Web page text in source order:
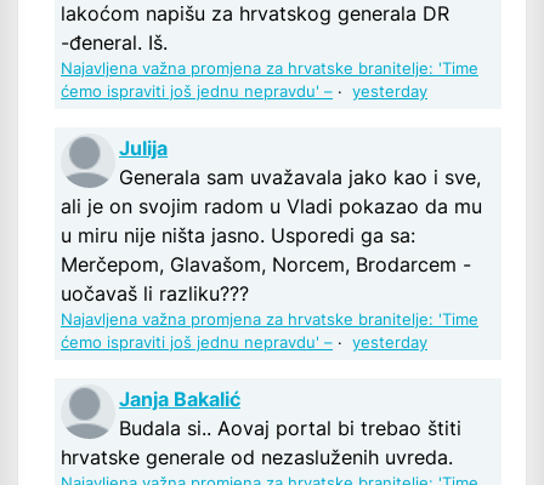
lakoćom napišu za hrvatskog generala DR
-đeneral. Iš.
Najavljena važna promjena za hrvatske branitelje: 'Time
ćemo ispraviti još jednu nepravdu' – · yesterday
Julija
Generala sam uvažavala jako kao i sve,
ali je on svojim radom u Vladi pokazao da mu
u miru nije ništa jasno. Usporedi ga sa:
Merčepom, Glavašom, Norcem, Brodarcem -
uočavaš li razliku???
Najavljena važna promjena za hrvatske branitelje: 'Time
ćemo ispraviti još jednu nepravdu' – · yesterday
Janja Bakalić
Budala si.. Aovaj portal bi trebao štiti
hrvatske generale od nezasluženih uvreda.